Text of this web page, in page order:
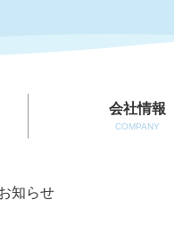
会社情報
COMPANY
知らせ